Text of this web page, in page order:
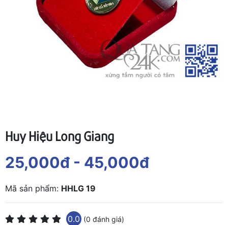
Huy Hiệu Long Giang
25,000đ - 45,000đ
Mã sản phẩm: HHLG 19
0.0 (0 đánh giá)